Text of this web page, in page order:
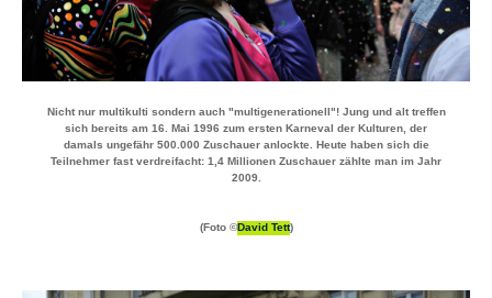
Nicht nur multikulti sondern auch "multigenerationell"! Jung und alt treffen
sich bereits am 16. Mai 1996 zum ersten Karneval der Kulturen, der
damals ungefähr 500.000 Zuschauer anlockte. Heute haben sich die
Teilnehmer fast verdreifacht: 1,4 Millionen Zuschauer zählte man im Jahr
2009.
(Foto ©David Tett)